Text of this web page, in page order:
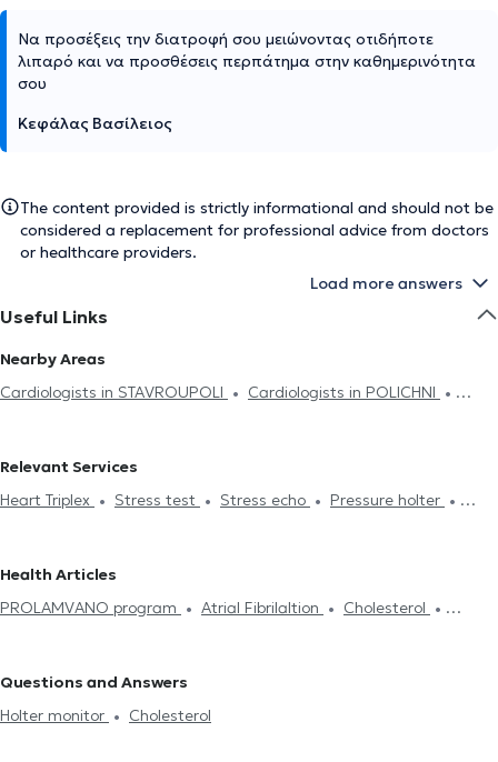
Να προσέξεις την διατροφή σου μειώνοντας οτιδήποτε
λιπαρό και να προσθέσεις περπάτημα στην καθημερινότητα
σου
Κεφάλας Βασίλειος
The content provided is strictly informational and should not be
considered a replacement for professional advice from doctors
or healthcare providers.
Load more answers
Useful Links
Nearby Areas
Cardiologists in STAVROUPOLI
Cardiologists in POLICHNI
Cardiologists in KALAMARIA
Relevant Services
Heart Triplex
Stress test Stress echo
Pressure holter
Symptoms
Myocarditis
Cardiomyopathy
Valvular Heart Disease
Coronary artery
Health Articles
PROLAMVANO program
Atrial Fibrilaltion
Cholesterol
Questions and Answers
Holter monitor
Cholesterol